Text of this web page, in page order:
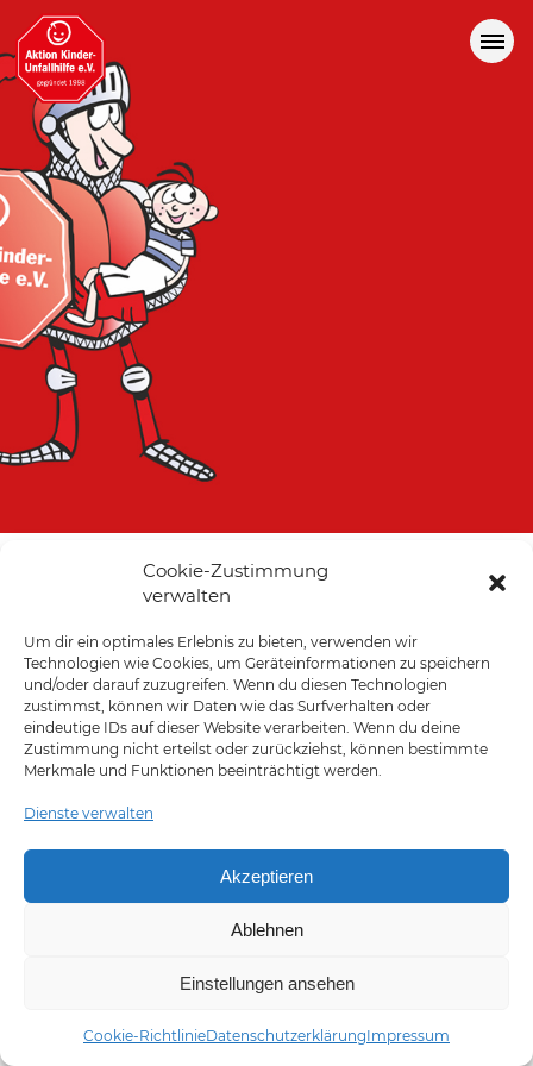
Cookie-Zustimmung
verwalten
Um dir ein optimales Erlebnis zu bieten, verwenden wir
Technologien wie Cookies, um Geräteinformationen zu speichern
und/oder darauf zuzugreifen. Wenn du diesen Technologien
zustimmst, können wir Daten wie das Surfverhalten oder
eindeutige IDs auf dieser Website verarbeiten. Wenn du deine
Zustimmung nicht erteilst oder zurückziehst, können bestimmte
Merkmale und Funktionen beeinträchtigt werden.
Dienste verwalten
Akzeptieren
Ablehnen
Einstellungen ansehen
Cookie-RichtlinieDatenschutzerklärungImpressum
Round Table Service-
Club Ahrensburg /
Großhansdorf e.V.